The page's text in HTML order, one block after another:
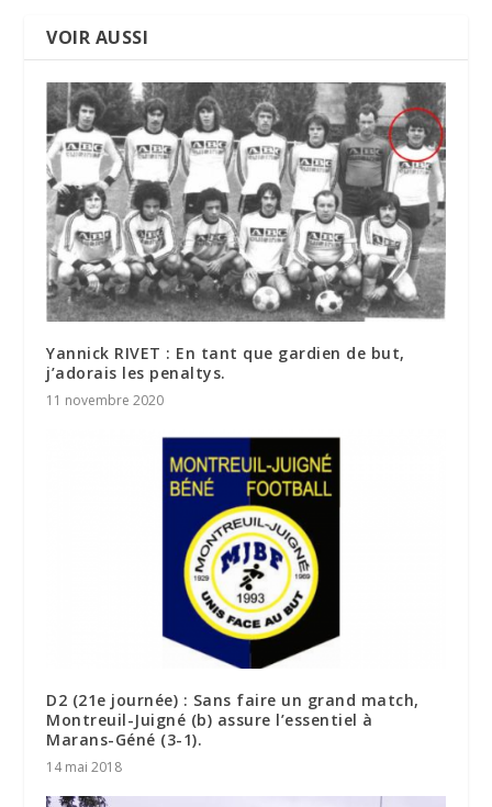
VOIR AUSSI
Yannick RIVET : En tant que gardien de but,
j’adorais les penaltys.
11 novembre 2020
D2 (21e journée) : Sans faire un grand match,
Montreuil-Juigné (b) assure l’essentiel à
Marans-Géné (3-1).
14 mai 2018